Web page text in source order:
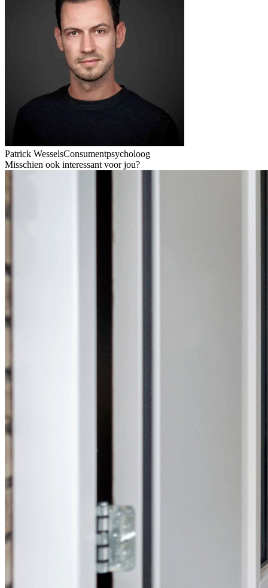
Patrick WesselsConsumentpsycholoog
Misschien ook interessant voor jou?